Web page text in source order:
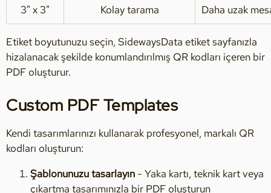
3" x 3" Kolay tarama Daha uzak
Etiket boyutunuzu seçin, SidewaysData etiket sayfanızla
hizalanacak şekilde konumlandırılmış QR kodları içeren bir
PDF oluşturur.
Custom PDF Templates
Kendi tasarımlarınızı kullanarak profesyonel, markalı QR
kodları oluşturun:
Şablonunuzu tasarlayın - Yaka kartı, teknik kart veya
çıkartma tasarımınızla bir PDF oluşturun